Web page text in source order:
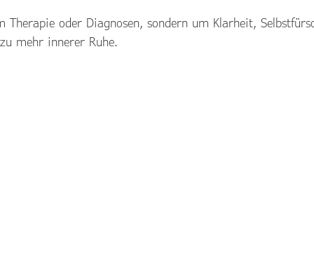
Therapie oder Diagnosen, sondern um Klarheit,
mehr innerer Ruhe.